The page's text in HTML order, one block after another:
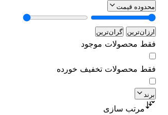
محدوده قیمت
ارزان‌ترین گران‌ترین
فقط محصولات موجود
فقط محصولات تخفیف خورده
برند
مرتب سازی